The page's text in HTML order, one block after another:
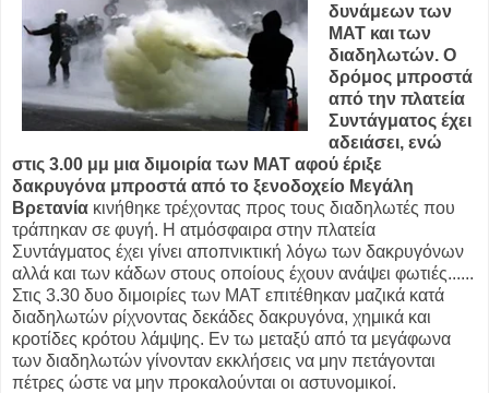
δυνάμεων των
ΜΑΤ και των
διαδηλωτών. Ο
δρόμος μπροστά
από την πλατεία
Συντάγματος έχει
αδειάσει, ενώ
στις 3.00 μμ μια διμοιρία των ΜΑΤ αφού έριξε
δακρυγόνα μπροστά από το ξενοδοχείο Μεγάλη
Βρετανία κινήθηκε τρέχοντας προς τους διαδηλωτές που
τράπηκαν σε φυγή. Η ατμόσφαιρα στην πλατεία
Συντάγματος έχει γίνει αποπνικτική λόγω των δακρυγόνων
αλλά και των κάδων στους οποίους έχουν ανάψει φωτιές......
Στις 3.30 δυο διμοιρίες των ΜΑΤ επιτέθηκαν μαζικά κατά
διαδηλωτών ρίχνοντας δεκάδες δακρυγόνα, χημικά και
κροτίδες κρότου λάμψης. Εν τω μεταξύ από τα μεγάφωνα
των διαδηλωτών γίνονταν εκκλήσεις να μην πετάγονται
πέτρες ώστε να μην προκαλούνται οι αστυνομικοί.